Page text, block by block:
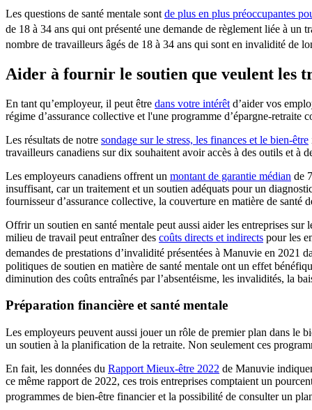
Les questions de santé mentale sont de plus en plus préoccupantes
de 18 à 34 ans qui ont présenté une demande de règlement liée à un
nombre de travailleurs âgés de 18 à 34 ans qui sont en invalidité de
Aider à fournir le soutien que veulent les
En tant qu’employeur, il peut être dans votre intérêt d’aider vos
régime d’assurance collective et l'une programme d’épargne-retraite
Les résultats de notre sondage sur le stress, les finances et le bien-être
travailleurs canadiens sur dix souhaitent avoir accès à des outils et à
Les employeurs canadiens offrent un montant de garantie médian de
insuffisant, car un traitement et un soutien adéquats pour un
fournisseur d’assurance collective, la couverture en matière de santé
Offrir un soutien en santé mentale peut aussi aider les entreprises
milieu de travail peut entraîner des coûts directs et indirects pour les
demandes de prestations d’invalidité présentées à Manuvie en 2021
politiques de soutien en matière de santé mentale ont un effet
diminution des coûts entraînés par l’absentéisme, les invalidités, la
Préparation financière et santé mentale
Les employeurs peuvent aussi jouer un rôle de premier plan dans le
un soutien à la planification de la retraite. Non seulement ces
En fait, les données du Rapport Mieux-être 2022 de Manuvie
ce même rapport de 2022, ces trois entreprises comptaient un
programmes de bien-être financier et la possibilité de consulter un